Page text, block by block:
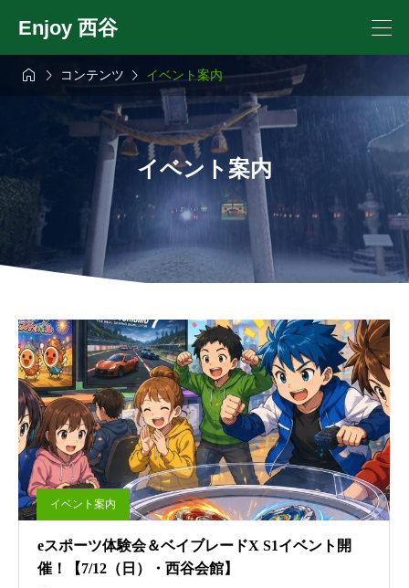
Enjoy 西谷
  コンテンツ イベント案内
イベント案内
イベント案内
eスポーツ体験会＆ベイブレードX S1イベント開
催！【7/12（日）・西谷会館】